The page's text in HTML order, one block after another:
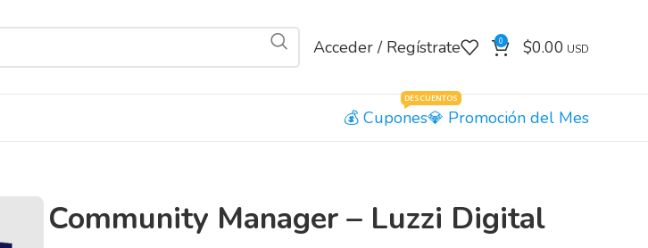
Acceder / Regístrate 0 $0.00
Cupones
DESCUENTOS
Promoción del Mes
Community Manager – Luzzi Digital